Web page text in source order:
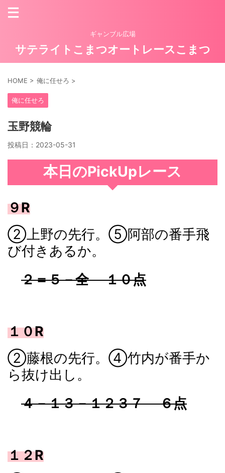
ギャンブル広場
サテライトこまつオートレースこまつ
HOME > 俺に任せろ >
俺に任せろ
玉野競輪
投稿日： 2023-05-31
本日のPickUpレース
９R
②上野の先行。⑤阿部の番手飛
び付きあるか。
２＝５－全 １０点
１０R
②藤根の先行。④竹内が番手か
ら抜け出し。
４－１３－１２３７ ６点
１２R